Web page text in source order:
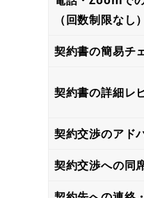
（回数制限なし）
契約書の簡易チ
契約書の詳細レ
契約交渉のアド
契約交渉への同